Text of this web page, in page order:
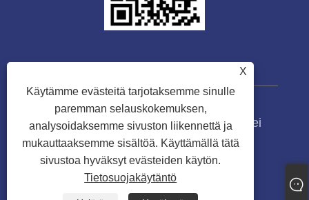
Copyright © 2023 Guangdong Tongwei
Machinery Co., Ltd. Kaikki oikeudet
pidätetään.
Links
Sitemap RSS
X
Käytämme evästeitä tarjotaksemme sinulle
paremman selauskokemuksen,
analysoidaksemme sivuston liikennettä ja
mukauttaaksemme sisältöä. Käyttämällä tätä
sivustoa hyväksyt evästeiden käytön.
Tietosuojakäytäntö